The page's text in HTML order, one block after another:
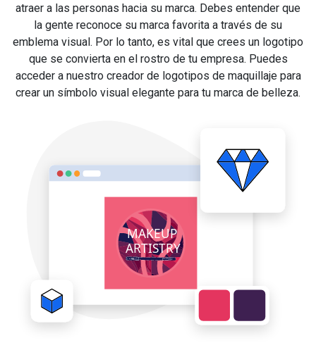
atraer a las personas hacia su marca. Debes entender que
la gente reconoce su marca favorita a través de su
emblema visual. Por lo tanto, es vital que crees un logotipo
que se convierta en el rostro de tu empresa. Puedes
acceder a nuestro creador de logotipos de maquillaje para
crear un símbolo visual elegante para tu marca de belleza.